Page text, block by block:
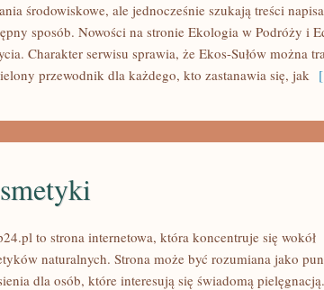
środowiskowe, ale jednocześnie szukają treści
sposób. Nowości na stronie Ekologia w Podróży i
Charakter serwisu sprawia, że Ekos-Sułów można
przewodnik dla każdego, kto zastanawia się, jak
to strona internetowa, która koncentruje się wokół
naturalnych. Strona może być rozumiana jako
dla osób, które interesują się świadomą